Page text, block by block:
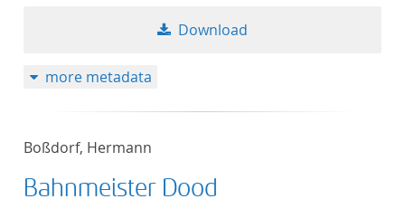
Download
more metadata
Boßdorf, Hermann
Bahnmeister Dood